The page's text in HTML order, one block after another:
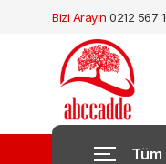
Bizi Arayın 0212 567